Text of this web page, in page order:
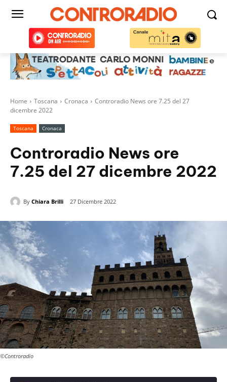
Home Toscana Cronaca
Controradio News ore 7.25 del 27
dicembre 2022
Toscana Cronaca
Controradio News ore
7.25 del 27 dicembre 2022
By Chiara Brilli 27 Dicembre 2022
©Controradio